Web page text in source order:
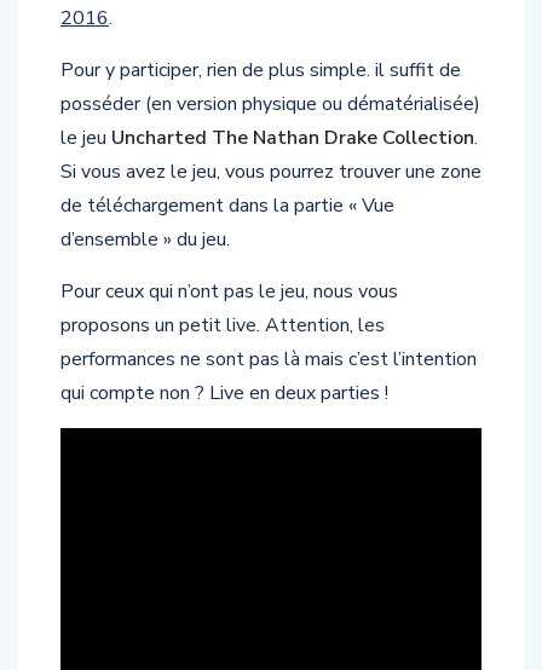
2016.
Pour y participer, rien de plus simple. il suffit de
posséder (en version physique ou dématérialisée)
le jeu Uncharted The Nathan Drake Collection.
Si vous avez le jeu, vous pourrez trouver une zone
de téléchargement dans la partie « Vue
d’ensemble » du jeu.
Pour ceux qui n’ont pas le jeu, nous vous
proposons un petit live. Attention, les
performances ne sont pas là mais c’est l’intention
qui compte non ? Live en deux parties !